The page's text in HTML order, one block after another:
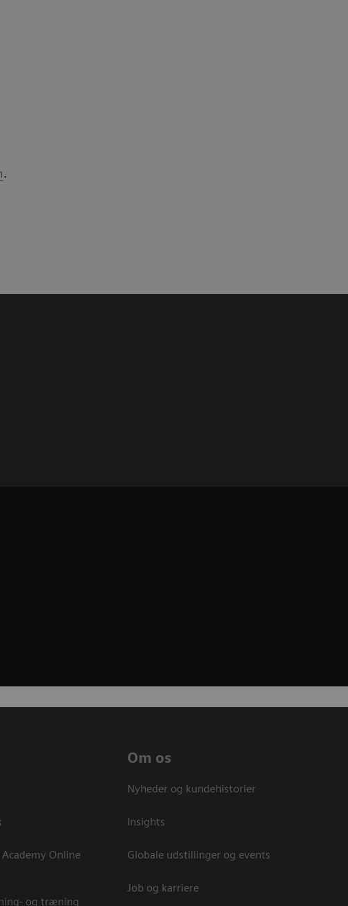
.
Online
og træning
Om os
Nyheder og kundehistorier
Insights
Globale udstillinger og events
Job og karriere